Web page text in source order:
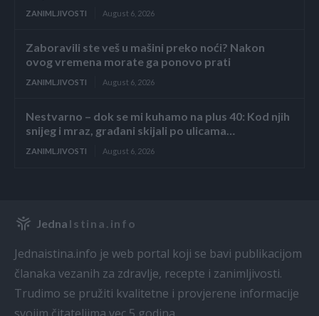
ZANIMLJIVOSTI August 6, 2026
Zaboravili ste veš u mašini preko noći? Nakon
ovog vremena morate ga ponovo prati
ZANIMLJIVOSTI August 6, 2026
Nestvarno – dok se mi kuhamo na plus 40: Kod njih
snijeg i mraz, građani skijali po ulicama…
ZANIMLJIVOSTI August 6, 2026
Jedna Istina.info
Jednaistina.info je web portal koji se bavi publikacijom
članaka vezanih za zdravlje, recepte i zanimljivosti.
Trudimo se pružiti kvalitetne i provjerene informacije
svojim čitateljima vec 5 godina.